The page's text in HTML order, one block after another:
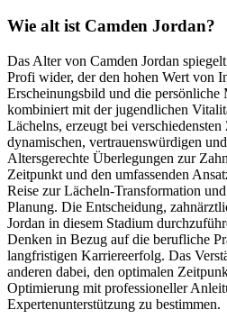
Wie alt ist Camden Jordan?
Das Alter von Camden Jordan
Profi wider, der den hohen Wert von
Erscheinungsbild und die persönliche
kombiniert mit der jugendlichen
Lächelns, erzeugt bei
dynamischen, vertrauenswürdigen
Altersgerechte Überlegungen zur
Zeitpunkt und den umfassenden
Reise zur Lächeln-Transformation
Planung. Die Entscheidung,
Jordan in diesem Stadium
Denken in Bezug auf die berufliche
langfristigen Karriereerfolg. Das
anderen dabei, den optimalen
Optimierung mit professioneller
Expertenunterstützung zu bestimmen.